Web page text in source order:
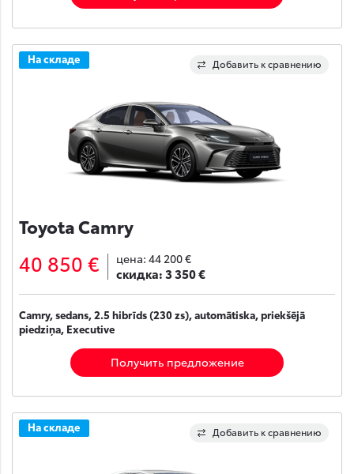
Добавить к сравнению
На складе
Toyota Camry
40 850 € цена: 44 200 €
скидка:3 350 €
Camry, sedans, 2.5 hibrīds (230 zs), automātiska, priekšējā
piedziņa, Executive
Получить предложение
Добавить к сравнению
На складе